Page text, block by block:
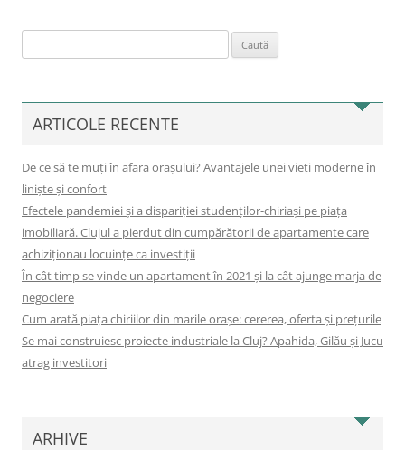
după:
ARTICOLE RECENTE
De ce să te muți în afara orașului? Avantajele unei vieți moderne în
liniște și confort
Efectele pandemiei și a dispariției studenților-chiriași pe piața
imobiliară. Clujul a pierdut din cumpărătorii de apartamente care
achiziționau locuințe ca investiții
În cât timp se vinde un apartament în 2021 și la cât ajunge marja de
negociere
Cum arată piața chiriilor din marile orașe: cererea, oferta și prețurile
Se mai construiesc proiecte industriale la Cluj? Apahida, Gilău și Jucu
atrag investitori
ARHIVE